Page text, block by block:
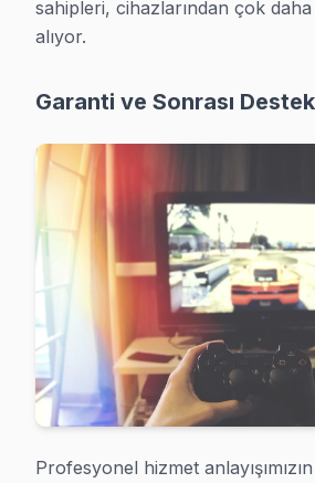
Arka Aydınlatma Değişimi
Güç Kartı Değişimi
Teknisyen Değerlendirmesi
* İstanbul bölgesinde 2025 yılı geçerli
sahipleri, cihazlarından çok
alıyor.
Garanti ve Sonrası Destek
Profesyonel hizmet